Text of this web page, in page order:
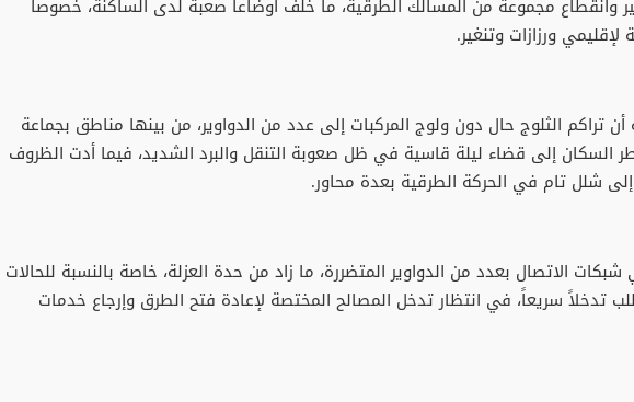
وانقطاع مجموعة من المسالك الطرقية، ما خلّف أوضاعاً صعبة لدى الساكنة، خصوصاً
لإقليمي ورزازات وتنغير.
تراكم الثلوج حال دون ولوج المركبات إلى عدد من الدواوير، من بينها مناطق بجماعة
السكان إلى قضاء ليلة قاسية في ظل صعوبة التنقل والبرد الشديد، فيما أدت الظروف
إلى شلل تام في الحركة الطرقية بعدة محاور.
الاتصال بعدد من الدواوير المتضررة، ما زاد من حدة العزلة، خاصة بالنسبة للحالات
تدخلاً سريعاً، في انتظار تدخل المصالح المختصة لإعادة فتح الطرق وإرجاع خدمات